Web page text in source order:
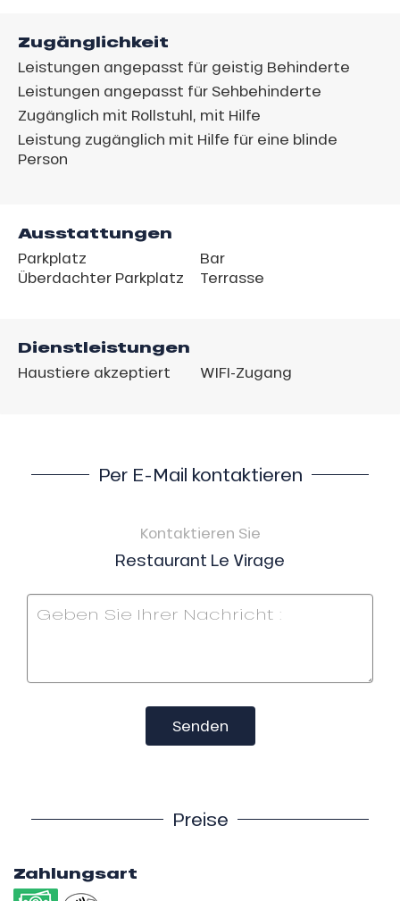
Zugänglichkeit
Leistungen angepasst für geistig Behinderte
Leistungen angepasst für Sehbehinderte
Zugänglich mit Rollstuhl, mit Hilfe
Leistung zugänglich mit Hilfe für eine blinde
Person
Ausstattungen
Parkplatz
Überdachter Parkplatz
Bar
Terrasse
Dienstleistungen
Haustiere akzeptiert WIFI-Zugang
Per E-Mail kontaktieren
Kontaktieren Sie
Restaurant Le Virage
Senden
Preise
Zahlungsart